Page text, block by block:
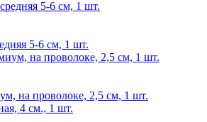
5-6 см, 1 шт.
на проволоке, 2,5 см, 1 шт.